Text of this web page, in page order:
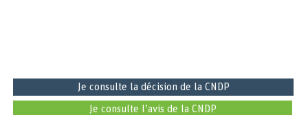
Je consulte la décision de la CNDP
Je consulte l’avis de la CNDP